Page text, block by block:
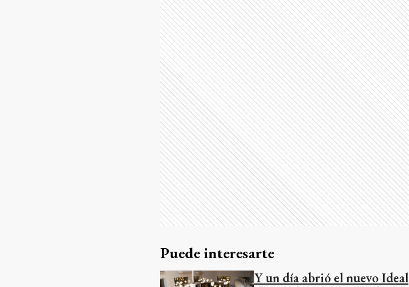
Puede interesarte
Y un día abrió el nuevo Ideal